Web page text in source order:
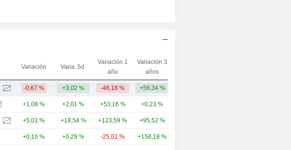
Variación Varia. 5d.
Variación 1
año
Variación 3
años
-0,67 % +3,02 % -46,18 % +56,34 %
+1,08 % +2,01 % +53,16 % +0,23 %
+5,01 % +18,54 % +123,59 % +95,52 %
+0,10 % +0,29 % -25,01 % +158,18 %